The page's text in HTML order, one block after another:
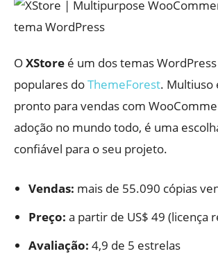
OXStore é um dos temas
populares doThemeForest. Multiuso
pronto para vendas com
adoção no mundo todo, é uma
confiável para o seu projeto.
Vendas: mais de 55.090 cópias
Preço: a partir de US$ 49 (licença
Avaliação: 4,9 de 5 estrelas